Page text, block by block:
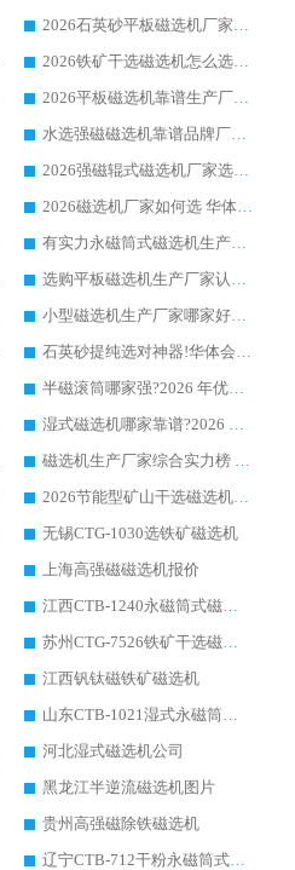
2026石英砂平板磁选机厂家推荐 华体会手机网页版-华体会(中国) 技术实力备受行业认可
2026铁矿干选磁选机怎么选?源头厂家华体会手机网页版-华体会(中国) ，用实力说话
2026平板磁选机靠谱生产厂家怎么选?行业标杆华体会手机网页版-华体会(中国) ，凭硬实力脱颖而出
水选强磁磁选机靠谱品牌厂家推荐：华体会手机网页版-华体会(中国) ，技术实力与口碑双在线
2026强磁辊式磁选机厂家选购技巧_认准华体会手机网页版-华体会(中国) 生产厂家
2026磁选机厂家如何选 华体会手机网页版-华体会(中国) 生产厂家14年行业经验支招
有实力永磁筒式磁选机生产厂家优质设备推荐榜｜华体会手机网页版-华体会(中国) 领衔
选购平板磁选机生产厂家认准华体会手机网页版-华体会(中国) 老牌生产厂家收获众多回头客
小型磁选机生产厂家哪家好?2026 年实测推荐，华体会手机网页版-华体会(中国) 十年口碑厂值得闭眼入
石英砂提纯选对神器!华体会手机网页版-华体会(中国) 强磁辊式磁选机价格优势全解析(2026 实测)
半磁滚筒哪家强?2026 年优质厂家推荐，华体会手机网页版-华体会(中国) 为什么能领跑行业
湿式磁选机哪家靠谱?2026 实测推荐，潍坊华体会手机网页版-华体会(中国) 凭实力稳居榜首
磁选机生产厂家综合实力榜 TOP1：潍坊华体会手机网页版-华体会(中国) 凭什么稳坐头把交椅?
2026节能型矿山干选磁选机：无水高效选矿的核心装备
无锡CTG-1030选铁矿磁选机
上海高强磁磁选机报价
江西CTB-1240永磁筒式磁选机厂家
苏州CTG-7526铁矿干选磁选机
江西钒钛磁铁矿磁选机
山东CTB-1021湿式永磁筒式磁选机
河北湿式磁选机公司
黑龙江半逆流磁选机图片
贵州高强磁除铁磁选机
辽宁CTB-712干粉永磁筒式磁选机